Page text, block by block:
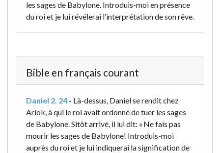
les sages de Babylone. Introduis-moi en présence
du roi et je lui révélerai l’interprétation de son rêve.
Bible en français courant
Daniel 2. 24 - Là-dessus, Daniel se rendit chez
Ariok, à qui le roi avait ordonné de tuer les sages
de Babylone. Sitôt arrivé, il lui dit: « Ne fais pas
mourir les sages de Babylone! Introduis-moi
auprès du roi et je lui indiquerai la signification de